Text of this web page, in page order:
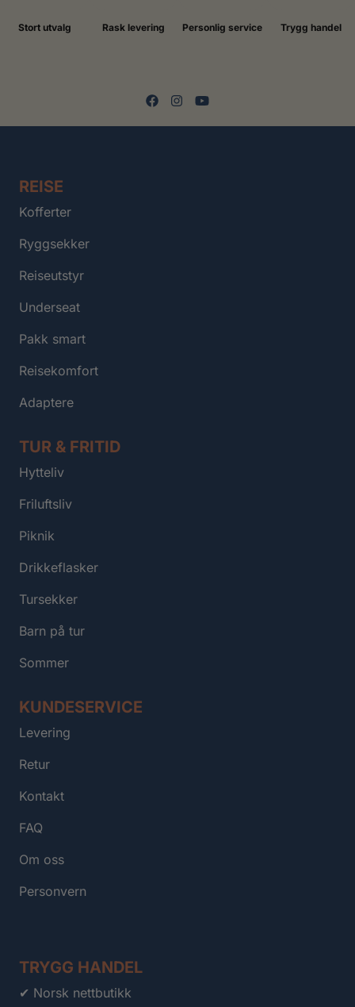
Stort utvalg Rask levering Personlig service Trygg handel
REISE
Kofferter
Ryggsekker
Reiseutstyr
Underseat
Pakk smart
Reisekomfort
Adaptere
TUR & FRITID
Hytteliv
Friluftsliv
Piknik
Drikkeflasker
Tursekker
Barn på tur
Sommer
KUNDESERVICE
Levering
Retur
Kontakt
FAQ
Om oss
Personvern
TRYGG HANDEL
✔ Norsk nettbutikk